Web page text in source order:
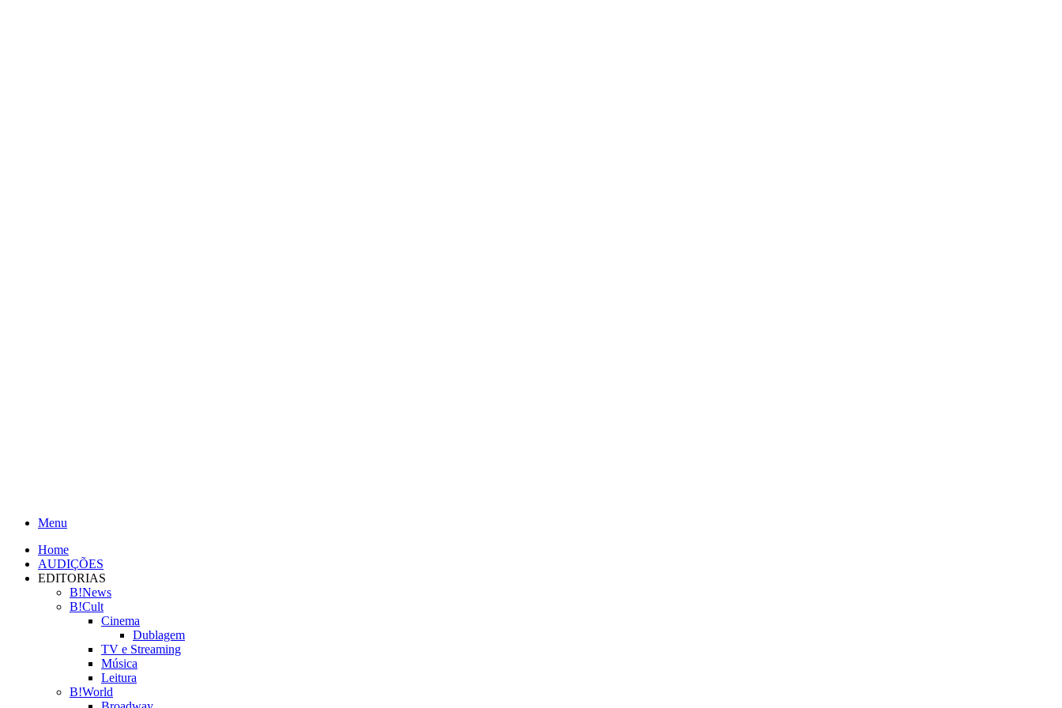
Menu
Home
AUDIÇÕES
EDITORIAS
B!News
B!Cult
Cinema
Dublagem
TV e Streaming
Música
Leitura
B!World